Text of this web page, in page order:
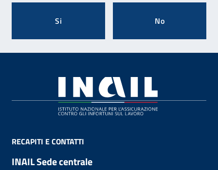
Si No
RECAPITI E CONTATTI
INAIL Sede centrale